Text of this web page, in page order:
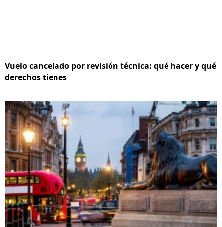
Vuelo cancelado por revisión técnica: qué hacer y qué
derechos tienes